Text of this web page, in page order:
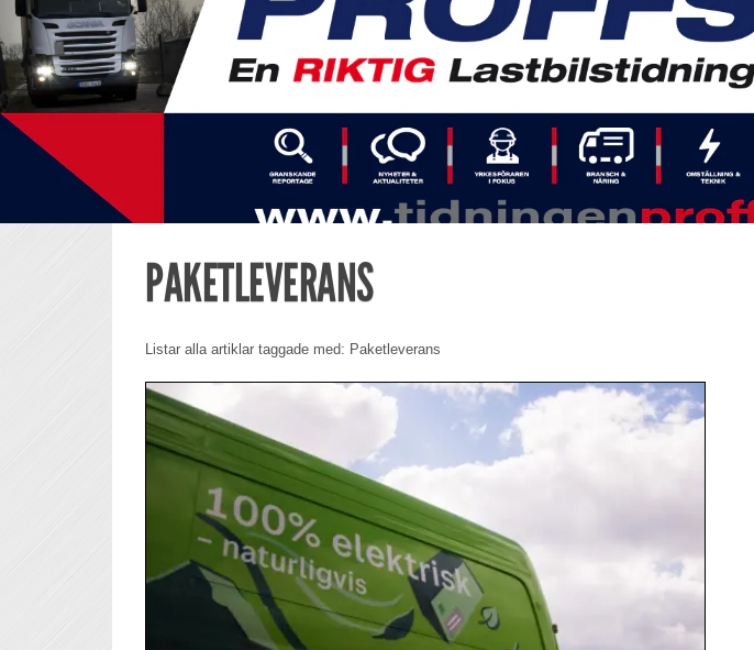
PAKETLEVERANS
Listar alla artiklar taggade med: Paketleverans